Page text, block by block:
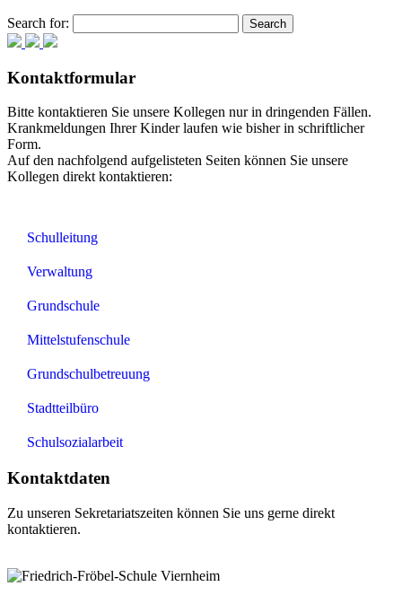
Search for:
Kontaktformular
Bitte kontaktieren Sie unsere Kollegen nur in dringenden Fällen.
Krankmeldungen Ihrer Kinder laufen wie bisher in schriftlicher
Form.
Auf den nachfolgend aufgelisteten Seiten können Sie unsere
Kollegen direkt kontaktieren:
Schulleitung
Verwaltung
Grundschule
Mittelstufenschule
Grundschulbetreuung
Stadtteilbüro
Schulsozialarbeit
Kontaktdaten
Zu unseren Sekretariatszeiten können Sie uns gerne direkt
kontaktieren.